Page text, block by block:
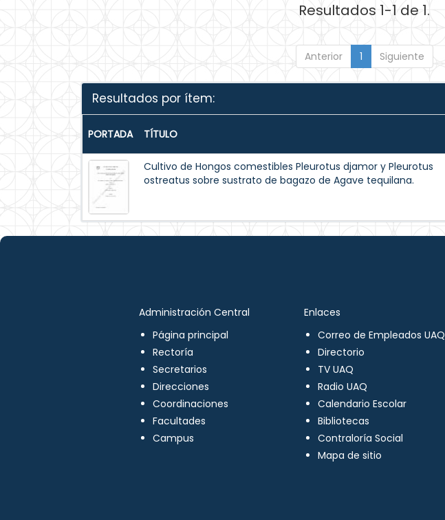
Resultados 1-1 de 1.
Anterior 1 Siguiente
Resultados por ítem:
PORTADA TÍTULO
Cultivo de Hongos comestibles Pleurotus djamor y Pleurotus
ostreatus sobre sustrato de bagazo de Agave tequilana.
Administración Central
Página principal
Rectoría
Secretarios
Direcciones
Coordinaciones
Facultades
Campus
Enlaces
Correo de Empleados UAQ
Directorio
TV UAQ
Radio UAQ
Calendario Escolar
Bibliotecas
Contraloría Social
Mapa de sitio